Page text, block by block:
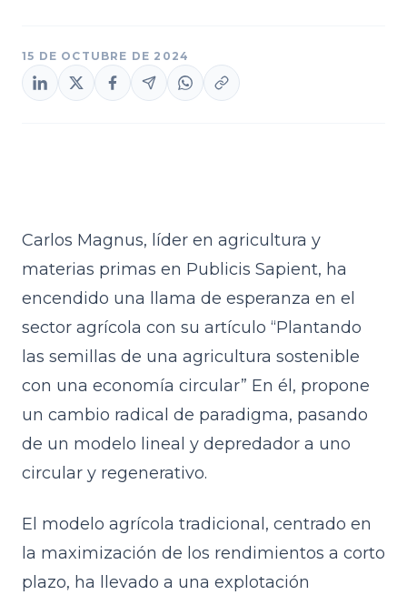
15 DE OCTUBRE DE 2024
Carlos Magnus, líder en agricultura y
materias primas en Publicis Sapient, ha
encendido una llama de esperanza en el
sector agrícola con su artículo “Plantando
las semillas de una agricultura sostenible
con una economía circular” En él, propone
un cambio radical de paradigma, pasando
de un modelo lineal y depredador a uno
circular y regenerativo.
El modelo agrícola tradicional, centrado en
la maximización de los rendimientos a corto
plazo, ha llevado a una explotación